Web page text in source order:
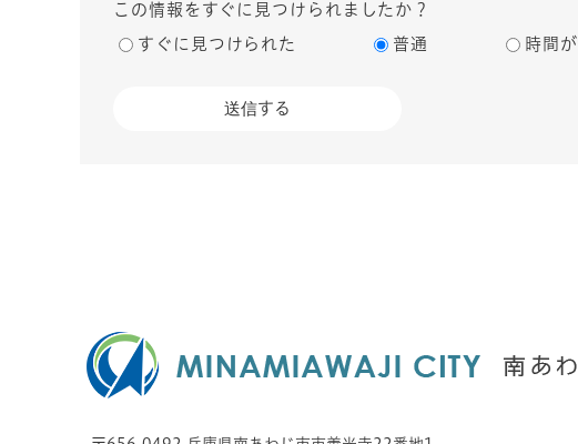
この情報をすぐに見つけられましたか？
すぐに見つけられた 普通 時間